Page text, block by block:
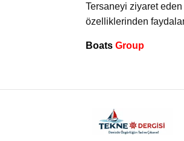
Tersaneyi ziyaret
özelliklerinden
Boats Group